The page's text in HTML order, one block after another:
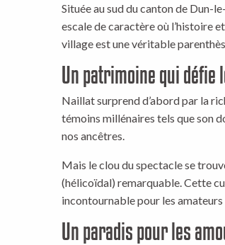
Située au sud du canton de Dun-
escale de caractère où l’histoire
village est une véritable
Un patrimoine qui défie
Naillat surprend d’abord par la
témoins millénaires tels que son
nos ancêtres.
Mais le clou du spectacle se
(hélicoïdal) remarquable. Cette
incontournable pour les
Un paradis pour les